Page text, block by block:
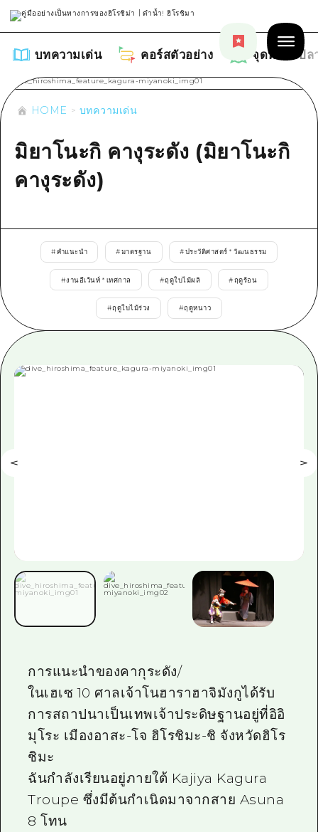
บทความเด่น คอร์สตัวอย่าง จุดหมายปล
บทความเด่น
คำแนะนำ
ศิลปะ
งานอีเว้นท์ / เทศกาล
อาหารรสเลิศ / สุรา
ช้อปปิ้ง
การรักษา
ธรรมชาติ
รายการ
คู่มือ Dive! Hiroshima
ฮิโรชิม่า โมชิ โมชิ ทราเวล
จุดหมายปลายทาง
รายการ
บริเวณรอบเมืองฮิโรชิม่า
บิงโก
อีเว้นท์
ข้อมูลตามฤดูกาล
ข้อมูลที่เป็นประโยชน์
ฮิโรชิมะโอโมะเตะนะชิ
TRAVELPAL International
วิดีโอฮิโรชิม่า
คำถามที่พบบ่อย
ข้อมูลการขนส่งระหว่างเกิดภัยพิบัติ
HOME บทความเด่น
มิยาโนะกิ คางุระดัง (มิยาโนะกิ
คางุระดัง)
#คำแนะนำ #มาตรฐาน #ประวัติศาสตร์ * วัฒนธรรม
#งานอีเว้นท์ * เทศกาล #ฤดูใบไม้ผลิ #ฤดูร้อน
#ฤดูใบไม้ร่วง #ฤดูหนาว
การแนะนำของคากุระดัง/
ในเฮเซ 10 ศาลเจ้าโนฮาราฮาจิมังกูได้รับ
การสถาปนาเป็นเทพเจ้าประดิษฐานอยู่ที่อิอิ
มุโระ เมืองอาสะ-โจ ฮิโรชิมะ-ชิ จังหวัดฮิโร
ชิมะ
ฉันกำลังเรียนอยู่ภายใต้ Kajiya Kagura
Troupe ซึ่งมีต้นกำเนิดมาจากสาย Asuna
8 โทน